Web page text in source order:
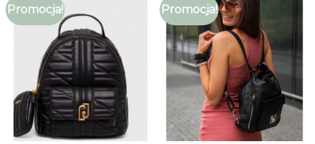
Promocja! Promocja!